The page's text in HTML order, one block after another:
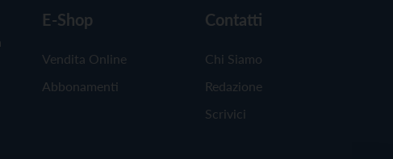
E-Shop
Vendita Online
Abbonamenti
Contatti
Chi Siamo
Redazione
Scrivici